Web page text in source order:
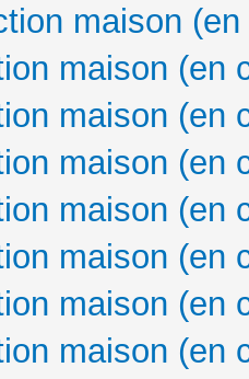
maison
maison (en
maison (en
maison (en
maison (en
maison (en
maison (en
maison (en